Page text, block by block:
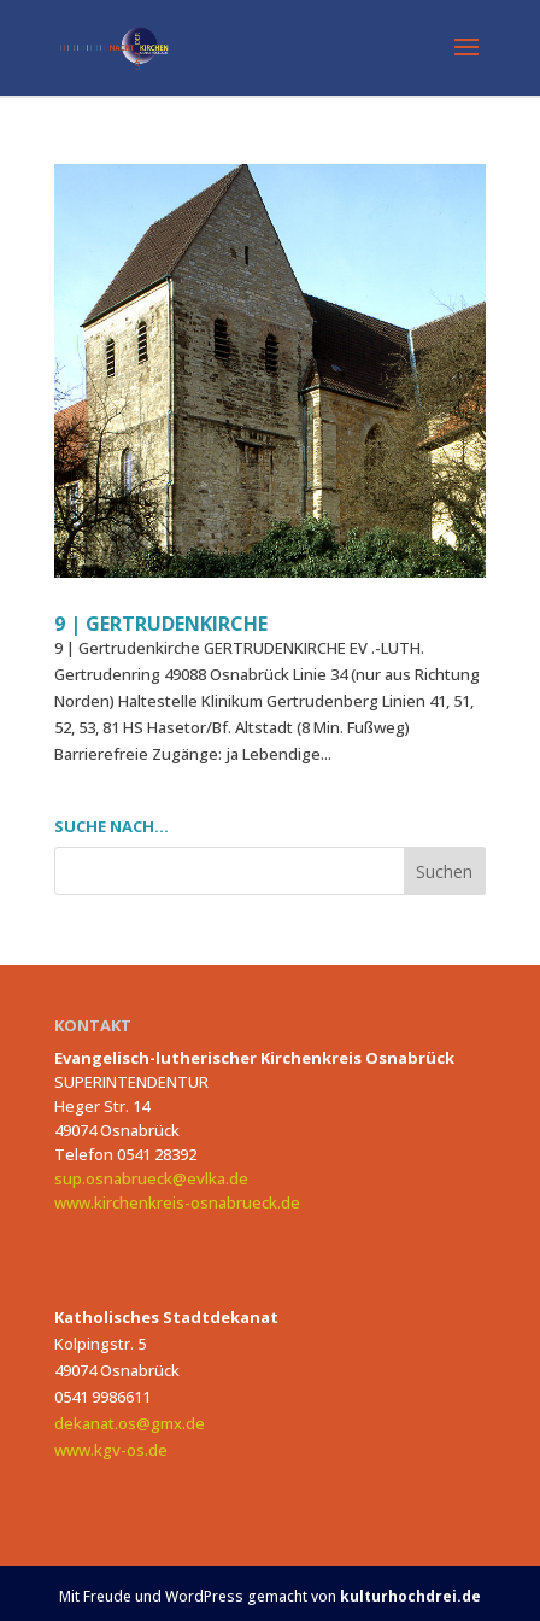
9 | GERTRUDEN­KIRCHE
9 | Gertruden­kirche GERTRUDENKIRCHE EV .-LUTH.
Gertrudenring 49088 Osnabrück Linie 34 (nur aus Richtung
Norden) Haltestelle Klinikum Gertrudenberg Linien 41, 51,
52, 53, 81 HS Hasetor/Bf. Altstadt (8 Min. Fußweg)
Barrierefreie Zugänge: ja Lebendige...
SUCHE NACH…
KONTAKT
Evangelisch-lutherischer Kirchenkreis Osnabrück
SUPERINTENDENTUR
Heger Str. 14
49074 Osnabrück
Telefon 0541 28392
sup.osnabrueck@evlka.de
www.kirchenkreis-osnabrueck.de
Katholisches Stadtdekanat
Kolpingstr. 5
49074 Osnabrück
0541 9986611
dekanat.os@gmx.de
www.kgv-os.de
Mit Freude und WordPress gemacht von kulturhochdrei.de